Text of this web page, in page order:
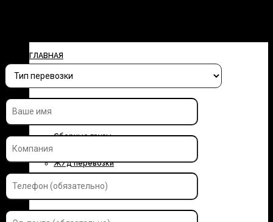
ГЛАВНАЯ
О КОМПАНИИ
УСЛУГИ
Сборные грузы
Ж/д перевозки
Контейнерные перевозки
Автоэкспедирование
стоимость перевозки